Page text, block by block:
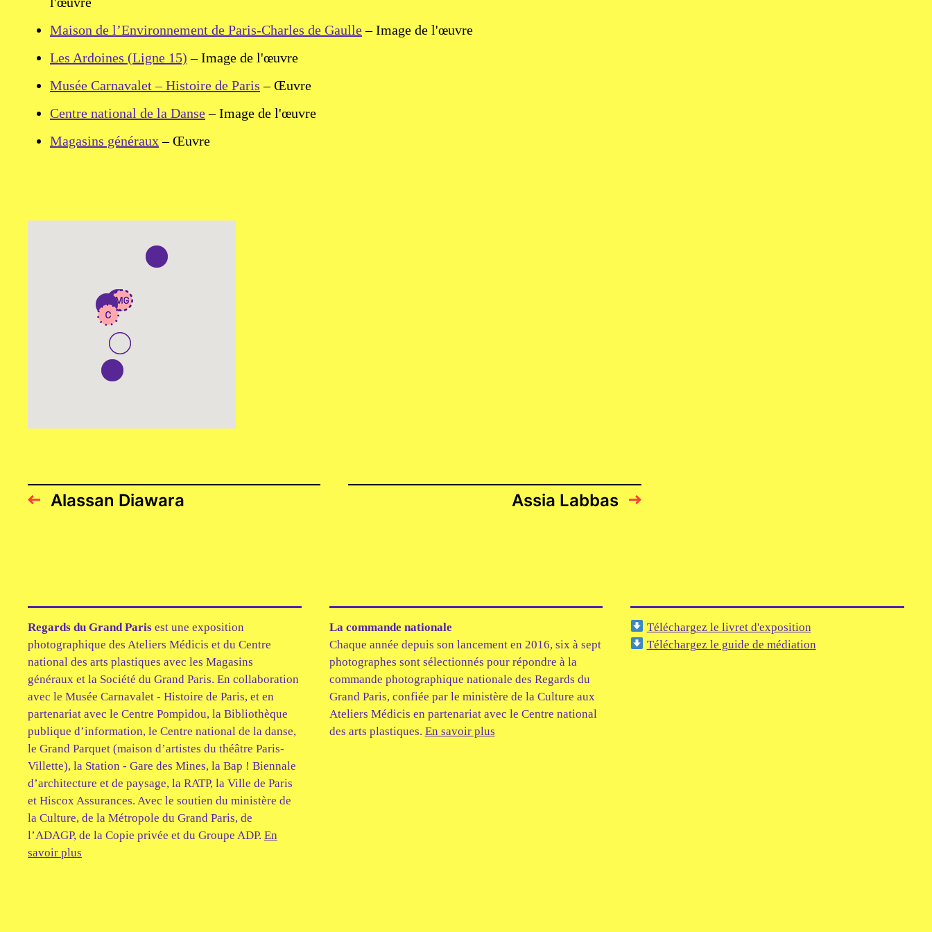
Maison de l’Environnement de Paris-Charles de Gaulle– Image de l'œuvre
Les Ardoines (Ligne 15) – Image de l'œuvre
Musée Carnavalet – Histoire de Paris – Œuvre
Centre national de la Danse– Image de l'œuvre
Magasins généraux– Œuvre
Alassan Diawara Assia Labbas
Regards du Grand Paris est une exposition
photographique des Ateliers Médicis et du Centre
national des arts plastiques avec les Magasins
généraux et la Société du Grand Paris. En collaboration
avec le Musée Carnavalet - Histoire de Paris, et en
partenariat avec le Centre Pompidou, la Bibliothèque
publique d’information, le Centre national de la danse,
le Grand Parquet (maison d’artistes du théâtre Paris-
Villette), la Station - Gare des Mines, la Bap ! Biennale
d’architecture et de paysage, la RATP, la Ville de Paris
et Hiscox Assurances. Avec le soutien du ministère de
la Culture, de la Métropole du Grand Paris, de
l’ADAGP, de la Copie privée et du Groupe ADP. En
savoir plus
La commande nationale
Chaque année depuis son lancement en 2016, six à sept
photographes sont sélectionnés pour répondre à la
commande photographique nationale des Regards du
Grand Paris, confiée par le ministère de la Culture aux
Ateliers Médicis en partenariat avec le Centre national
des arts plastiques. En savoir plus
Téléchargez le livret d'exposition
Téléchargez le guide de médiation